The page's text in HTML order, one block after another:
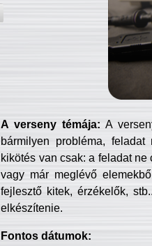
A verseny témája: A
bármilyen probléma, feladat
kikötés van csak: a feladat
vagy már meglévő
fejlesztő kitek, érzékelők,
elkészítenie.
Fontos dátumok: